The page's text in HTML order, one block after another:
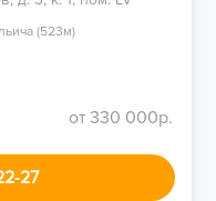
(523м)
от 330 000р.
27